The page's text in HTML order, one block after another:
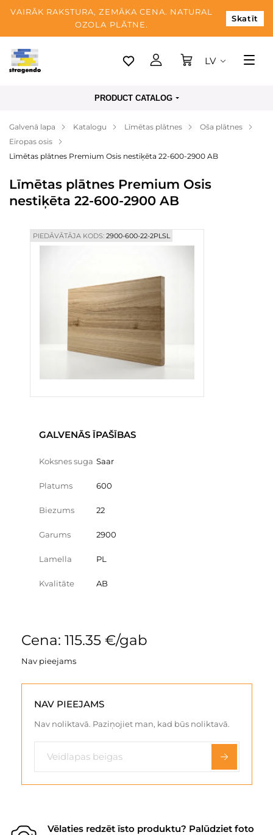
VAIRĀK RAKSTURA, ZEMĀKA CENA. NATURAL
OZOLA PLĀTNE.
Skatīt
Tallina
Apmaksa
Par mums
Blogs
Kontaktinformācija
LV
PRODUCT CATALOG
Galvenā lapa Katalogu Līmētas plātnes
Oša plātnes
Eiropas osis
Līmētas plātnes Premium Osis nestiķēta 22-600-2900 AB
Līmētas plātnes Premium Osis
nestiķēta 22-600-2900 AB
PIEDĀVĀTĀJA KODS:2900-600-22-2PLSL
GALVENĀS ĪPAŠĪBAS
Koksnes suga Saar
Platums 600
Biezums 22
Garums 2900
Lamella PL
Kvalitāte AB
Cena: 115.35 €/gab
Nav pieejams
NAV PIEEJAMS
Nav noliktavā. Paziņojiet man, kad būs noliktavā.
Vēlaties redzēt īsto produktu? Palūdziet foto